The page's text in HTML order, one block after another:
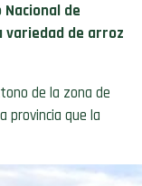
de
variedad de arroz
de la zona de
provincia que la